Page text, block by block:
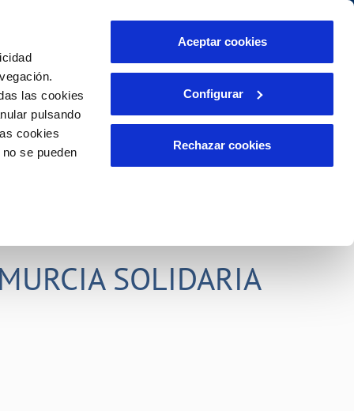
las cookies
pulsando
cookies
se pueden
Aceptar cookies
Configurar
Rechazar cookies
INCIDENCIAS
Comunica anomalías o posibles
PORTAL DE TRANSPARENCIA
Área de clientes
SOLIDARIA